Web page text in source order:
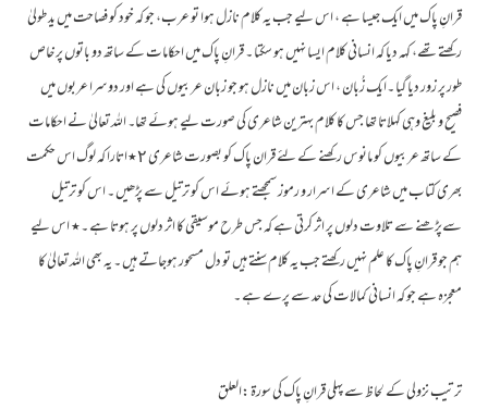
قرانِ پاک میں ایک جیسا ہے ، اس لیے جب یہ کلام نازل ہوا تو عرب، جو کہ خود کو فصاحت میں ید طولیٰ
رکھتے تھے، کہہ دیا کہ انسانی کلام ایسا نہیں ہو سکتا ۔ قرانِ پاک میں احکامات کے ساتھ دو باتوں پر خاص
طور پر زور دیا گیا ۔ایک زُبان ، اس زبان میں نازل ہو جو زبان عربیوں کی ہے اور دوسرا عربوں میں
فصیح و بلیغ وہی کہلاتا تھا جس کا کلام بہترین شاعری کی صورت لیے ہوئے تھا۔ اللہ تعالیٰ نے احکامات
کے ساتھ عربیوں کو مانوس رکھنے کے لئے قران پاک کو بصورت شاعری ٢٭اتارا کہ لوگ اس حکمت
بھری کتاب میں شاعری کے اسرار و رموز سمجھتے ہوئے اس کو ترتیل سے پڑھیں ۔ اس کو ترتیل
سےپڑھنے سے تلاوت دلوں پر اثر کرتی ہے کہ جس طرح موسیقی کا اثر دلوں پر ہوتا ہے ۔٭ اس لیے
ہم جو قرانِ پاک کا علم نہیں رکھتے جب یہ کلام سنتے ہیں تو دل مسحور ہوجاتے ہیں ۔ یہ بھی اللہ تعالیٰ کا
معجزہ ہے جو کہ انسانی کمالات کی حد سے پرے ہے ۔
ترتیب نزولی کے لحاظ سے پہلی قرانِ پاک کی سورۃ :العلق